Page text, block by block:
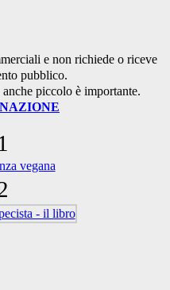
e non richiede o riceve
pubblico.
piccolo è importante.